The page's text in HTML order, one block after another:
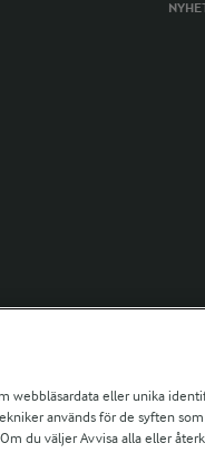
webbläsardata eller unika
används för de syften
du väljer Avvisa alla eller